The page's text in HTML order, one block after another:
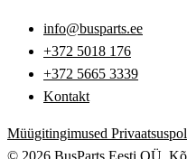
info@busparts.ee
+372 5018 176
+372 5665 3339
Kontakt
Müügitingimused
© 2026 BusParts Eesti OÜ.